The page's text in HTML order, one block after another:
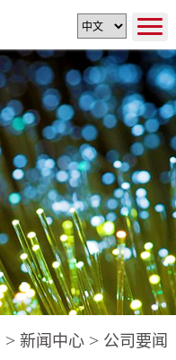
>新闻中心 > 公司要闻